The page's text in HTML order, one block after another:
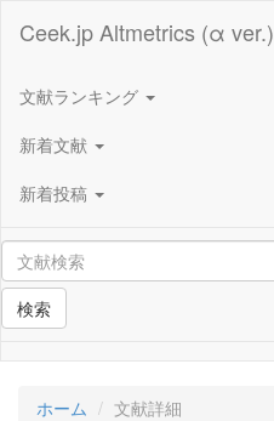
Ceek.jp Altmetrics (α ver.)
文献ランキング
新着文献
新着投稿
検索
ホーム 文献詳細